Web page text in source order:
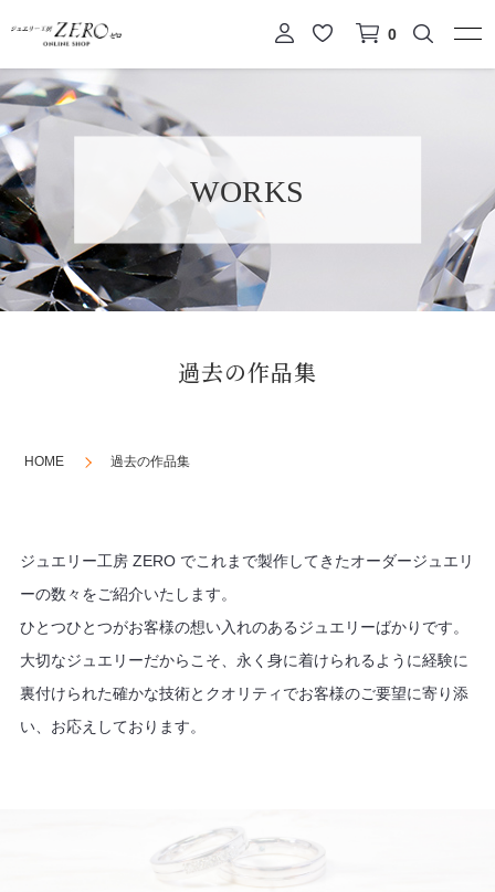
0
WORKS
過去の作品集
HOME 過去の作品集
ジュエリー工房 ZERO でこれまで製作してきたオーダージュエリ
ーの数々をご紹介いたします。
ひとつひとつがお客様の想い入れのあるジュエリーばかりです。
大切なジュエリーだからこそ、 永く身に着けられるように経験に
裏付けられた確かな技術とクオリティでお客様のご要望に寄り添
い、お応えしております。